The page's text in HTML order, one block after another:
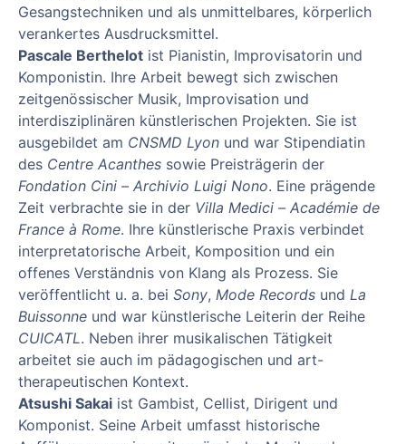
Gesangstechniken und als unmittelbares, körperlich
verankertes Ausdrucksmittel.
Pascale Berthelot ist Pianistin, Improvisatorin und
Komponistin. Ihre Arbeit bewegt sich zwischen
zeitgenössischer Musik, Improvisation und
interdisziplinären künstlerischen Projekten. Sie ist
ausgebildet am CNSMD Lyon und war Stipendiatin
des Centre Acanthes sowie Preisträgerin der
Fondation Cini – Archivio Luigi Nono. Eine prägende
Zeit verbrachte sie in der Villa Medici – Académie de
France à Rome. Ihre künstlerische Praxis verbindet
interpretatorische Arbeit, Komposition und ein
offenes Verständnis von Klang als Prozess. Sie
veröffentlicht u. a. bei Sony, Mode Records und La
Buissonne und war künstlerische Leiterin der Reihe
CUICATL. Neben ihrer musikalischen Tätigkeit
arbeitet sie auch im pädagogischen und art-
therapeutischen Kontext.
Atsushi Sakai ist Gambist, Cellist, Dirigent und
Komponist. Seine Arbeit umfasst historische